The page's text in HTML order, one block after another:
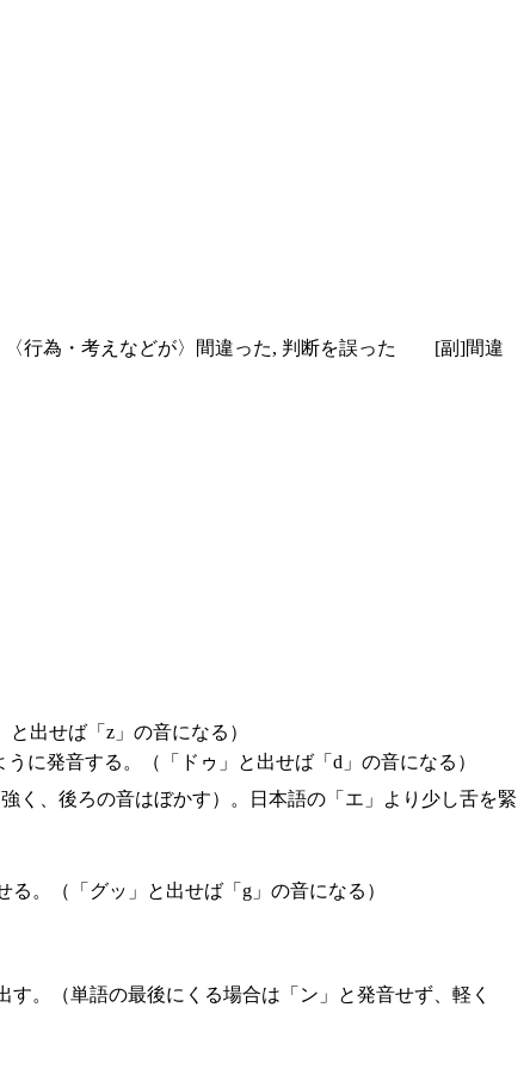
〈行為・考えなどが〉間違った, 判断を誤った [副]間違
出せば「z」の音になる）
に発音する。（「ドゥ」と出せば「d」の音になる）
く、後ろの音はぼかす）。日本語の「エ」より少し舌を緊
。（「グッ」と出せば「g」の音になる）
。（単語の最後にくる場合は「ン」と発音せず、軽く